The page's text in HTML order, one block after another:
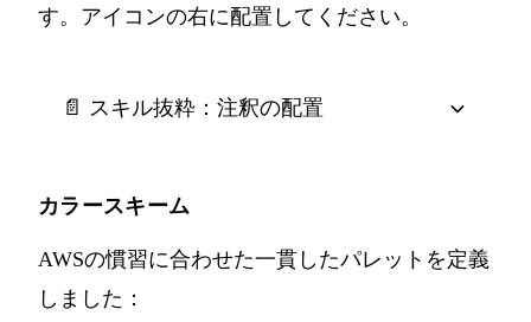
す。アイコンの右に配置してください。
📄 スキル抜粋：注釈の配置
カラースキーム
AWSの慣習に合わせた一貫したパレットを定義
しました：